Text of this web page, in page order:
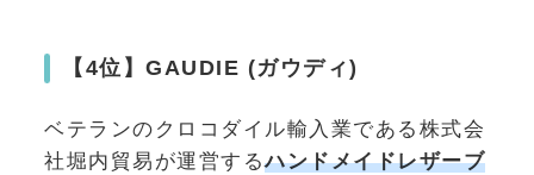
【4位】GAUDIE (ガウディ)
ベテランのクロコダイル輸入業である株式会
社堀内貿易が運営するハンドメイドレザーブ